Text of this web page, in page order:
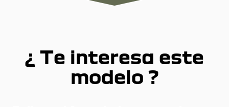
¿ Te interesa este
modelo ?